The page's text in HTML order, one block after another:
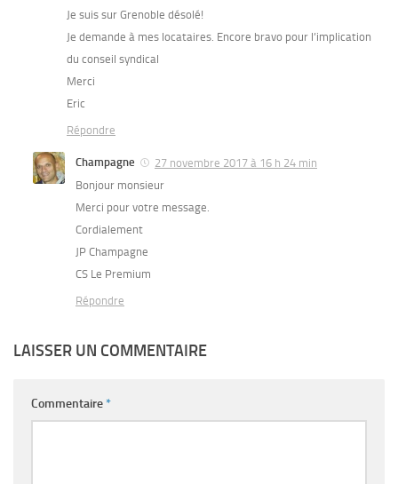
Je suis sur Grenoble désolé!
Je demande à mes locataires. Encore bravo pour l’implication
du conseil syndical
Merci
Eric
Répondre
Champagne
27 novembre 2017 à 16 h 24 min
Bonjour monsieur
Merci pour votre message.
Cordialement
JP Champagne
CS Le Premium
Répondre
LAISSER UN COMMENTAIRE
Commentaire*